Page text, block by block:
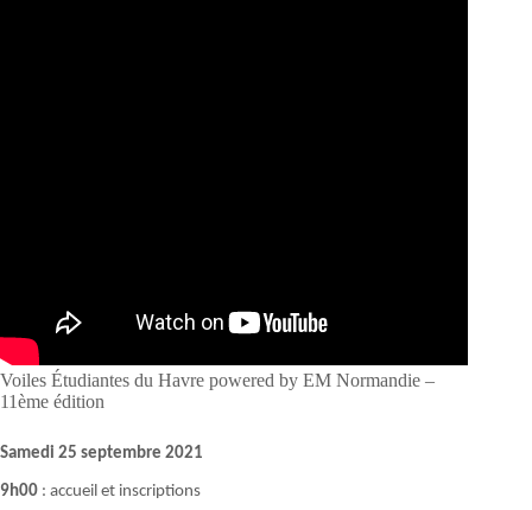
Voiles Étudiantes du Havre powered by EM Normandie –
11ème édition
Samedi 25 septembre 2021
9h00 : accueil et inscriptions